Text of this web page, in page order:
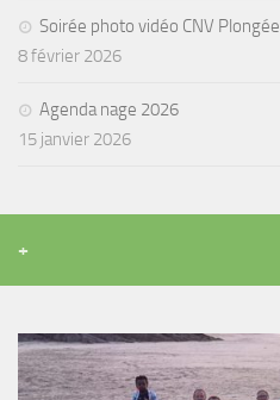
Soirée photo vidéo CNV Plongée
8 février 2026
Agenda nage 2026
15 janvier 2026
+